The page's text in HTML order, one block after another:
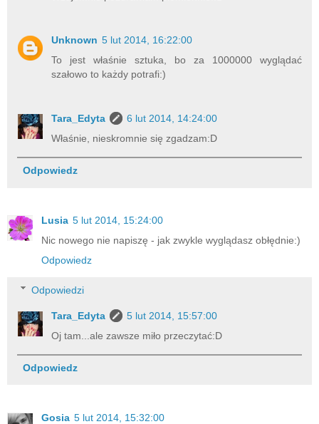
Unknown 5 lut 2014, 16:22:00
To jest właśnie sztuka, bo za 1000000 wyglądać
szałowo to każdy potrafi:)
Tara_Edyta
6 lut 2014, 14:24:00
Właśnie, nieskromnie się zgadzam:D
Odpowiedz
Lusia 5 lut 2014, 15:24:00
Nic nowego nie napiszę - jak zwykle wyglądasz obłędnie:)
Odpowiedz
Odpowiedzi
Tara_Edyta
5 lut 2014, 15:57:00
Oj tam...ale zawsze miło przeczytać:D
Odpowiedz
Gosia 5 lut 2014, 15:32:00